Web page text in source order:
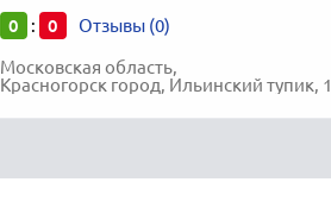
0 : 0 Отзывы (0)
Московская область,
Красногорск город, Ильинский тупик, 1